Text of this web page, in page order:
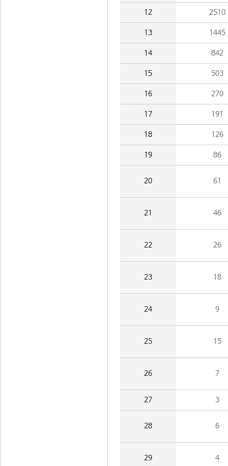
12 2510
13 1445
14 842
15 503
16 270
17 191
18 126
19 86
20 61
21 46
22 26
23 18
24 9
25 15
26 7
27 3
28 6
29 4